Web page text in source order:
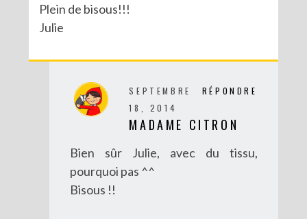
Plein de bisous!!!
Julie
RÉPONDRE
SEPTEMBRE
18, 2014
MADAME CITRON
Bien sûr Julie, avec du tissu,
pourquoi pas ^^
Bisous !!